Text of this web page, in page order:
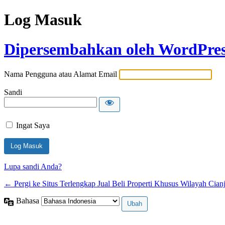
Log Masuk
Dipersembahkan oleh
Nama Pengguna atau Alamat Email
Sandi
Ingat Saya
Lupa sandi Anda?
← Pergi ke Situs Terlengkap Jual Beli Properti Khusus Wilayah
Bahasa